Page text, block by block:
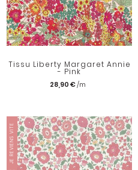
Tissu Liberty Margaret Annie
- Pink
28,90 €
JE REVIENS VITE